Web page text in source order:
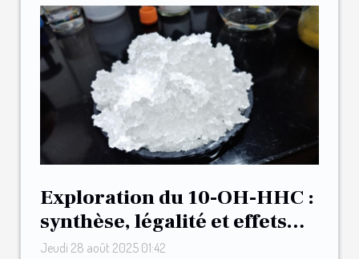
Exploration du 10-OH-HHC :
synthèse, légalité et effets
ressentis
Jeudi 28 août 2025 01:42